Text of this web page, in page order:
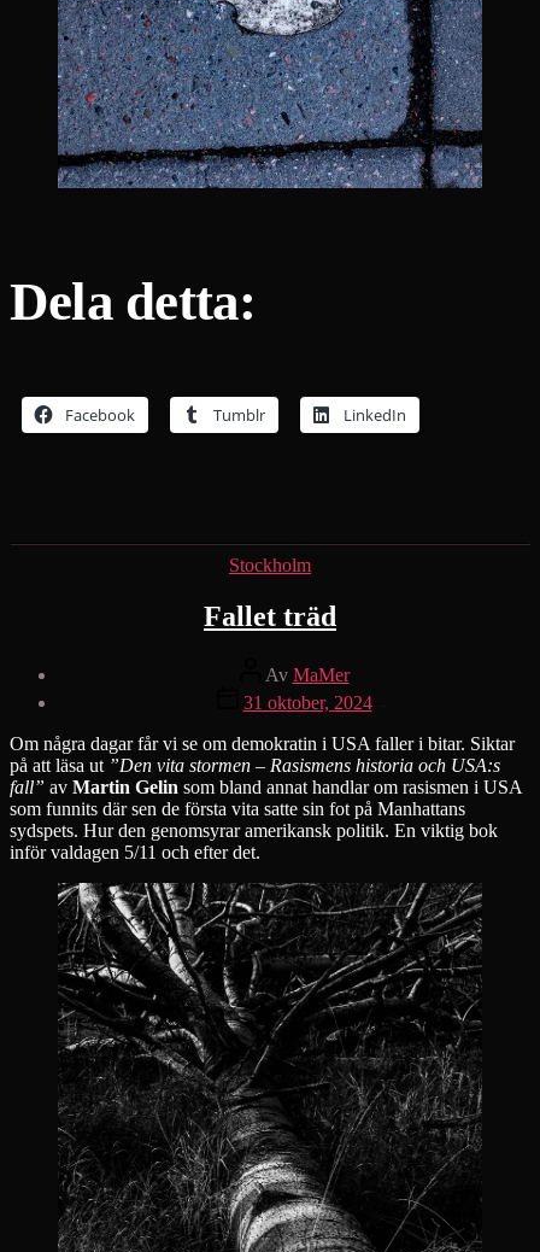
Dela detta:
Facebook Tumblr LinkedIn
Kategorier
Stockholm
Fallet träd
Inläggsförfattare
Av MaMer
Inläggsdatum
31 oktober, 2024
Om några dagar får vi se om demokratin i USA faller i bitar. Siktar
på att läsa ut ”Den vita stormen – Rasismens historia och USA:s
fall” av Martin Gelin som bland annat handlar om rasismen i USA
som funnits där sen de första vita satte sin fot på Manhattans
sydspets. Hur den genomsyrar amerikansk politik. En viktig bok
inför valdagen 5/11 och efter det.